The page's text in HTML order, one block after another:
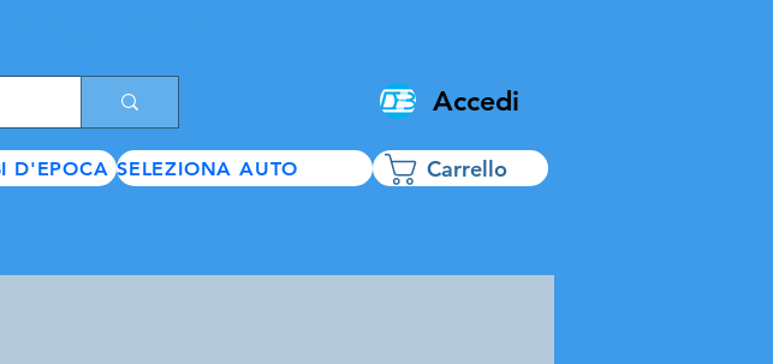
D'EPOCA SELEZIONA AUTO
Accedi
Carrello